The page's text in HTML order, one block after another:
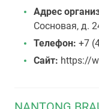
Адрес
Сосновая, д.
Телефон: +7
Сайт: https://